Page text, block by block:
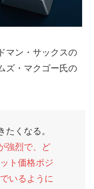
マン・サックスの
ズ・マクゴー氏の
たくなる。
強烈で、ど
ト価格ポジ
いるように